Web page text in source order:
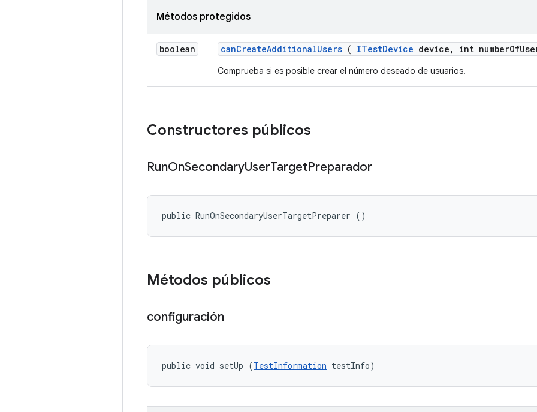
Métodos protegidos
boolean canCreateAdditionalUsers ( ITestDevice device , int numberOf
Comprueba si es posible crear el número deseado de usuarios.
Constructores públicos
RunOnSecondaryUserTargetPreparador
public RunOnSecondaryUserTargetPreparer ()
Métodos públicos
configuración
public void setUp (TestInformation testInfo)